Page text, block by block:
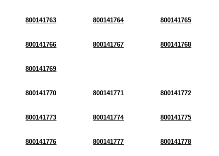
800141763 800141764 800141765
800141766 800141767 800141768
800141769
800141770 800141771 800141772
800141773 800141774 800141775
800141776 800141777 800141778